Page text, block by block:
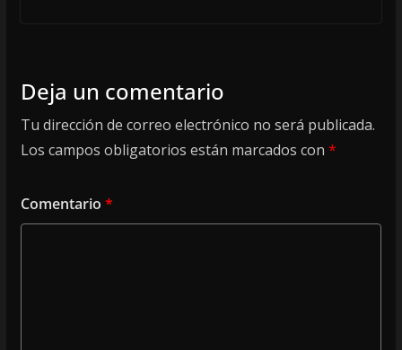
Deja un comentario
Tu dirección de correo electrónico no será publicada.
Los campos obligatorios están marcados con *
Comentario *